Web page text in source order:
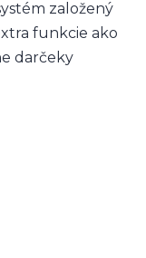
založený
funkcie ako
darčeky